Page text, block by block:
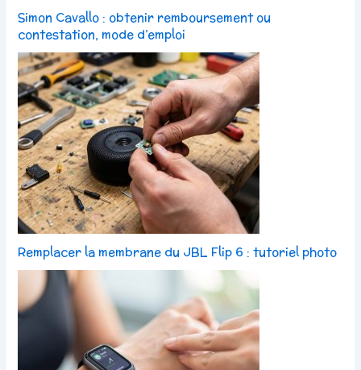
Simon Cavallo : obtenir remboursement ou
contestation, mode d’emploi
Remplacer la membrane du JBL Flip 6 : tutoriel photo